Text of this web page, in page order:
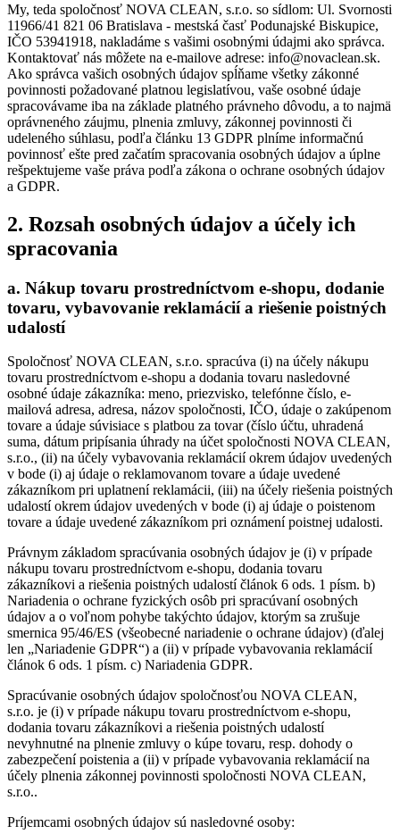
My, teda spoločnosť NOVA CLEAN, s.r.o. so sídlom: Ul. Svornosti
11966/41 821 06 Bratislava - mestská časť Podunajské Biskupice,
IČO 53941918, nakladáme s vašimi osobnými údajmi ako správca.
Kontaktovať nás môžete na e-mailove adrese: info@novaclean.sk.
Ako správca vašich osobných údajov spĺňame všetky zákonné
povinnosti požadované platnou legislatívou, vaše osobné údaje
spracovávame iba na základe platného právneho dôvodu, a to najmä
oprávneného záujmu, plnenia zmluvy, zákonnej povinnosti či
udeleného súhlasu, podľa článku 13 GDPR plníme informačnú
povinnosť ešte pred začatím spracovania osobných údajov a úplne
rešpektujeme vaše práva podľa zákona o ochrane osobných údajov
a GDPR.
2. Rozsah osobných údajov a účely ich
spracovania
a. Nákup tovaru prostredníctvom e-shopu, dodanie
tovaru, vybavovanie reklamácií a riešenie poistných
udalostí
Spoločnosť NOVA CLEAN, s.r.o. spracúva (i) na účely nákupu
tovaru prostredníctvom e-shopu a dodania tovaru nasledovné
osobné údaje zákazníka: meno, priezvisko, telefónne číslo, e-
mailová adresa, adresa, názov spoločnosti, IČO, údaje o zakúpenom
tovare a údaje súvisiace s platbou za tovar (číslo účtu, uhradená
suma, dátum pripísania úhrady na účet spoločnosti NOVA CLEAN,
s.r.o., (ii) na účely vybavovania reklamácií okrem údajov uvedených
v bode (i) aj údaje o reklamovanom tovare a údaje uvedené
zákazníkom pri uplatnení reklamácii, (iii) na účely riešenia poistných
udalostí okrem údajov uvedených v bode (i) aj údaje o poistenom
tovare a údaje uvedené zákazníkom pri oznámení poistnej udalosti.
Právnym základom spracúvania osobných údajov je (i) v prípade
nákupu tovaru prostredníctvom e-shopu, dodania tovaru
zákazníkovi a riešenia poistných udalostí článok 6 ods. 1 písm. b)
Nariadenia o ochrane fyzických osôb pri spracúvaní osobných
údajov a o voľnom pohybe takýchto údajov, ktorým sa zrušuje
smernica 95/46/ES (všeobecné nariadenie o ochrane údajov) (ďalej
len „Nariadenie GDPR“) a (ii) v prípade vybavovania reklamácií
článok 6 ods. 1 písm. c) Nariadenia GDPR.
Spracúvanie osobných údajov spoločnosťou NOVA CLEAN,
s.r.o. je (i) v prípade nákupu tovaru prostredníctvom e-shopu,
dodania tovaru zákazníkovi a riešenia poistných udalostí
nevyhnutné na plnenie zmluvy o kúpe tovaru, resp. dohody o
zabezpečení poistenia a (ii) v prípade vybavovania reklamácií na
účely plnenia zákonnej povinnosti spoločnosti NOVA CLEAN,
s.r.o..
Príjemcami osobných údajov sú nasledovné osoby: